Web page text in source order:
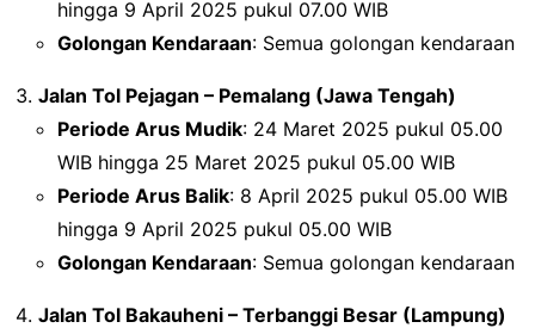
hingga 9 April 2025 pukul 07.00 WIB
Golongan Kendaraan: Semua golongan kendaraan
Jalan Tol Pejagan – Pemalang (Jawa Tengah)
Periode Arus Mudik: 24 Maret 2025 pukul 05.00
WIB hingga 25 Maret 2025 pukul 05.00 WIB
Periode Arus Balik: 8 April 2025 pukul 05.00 WIB
hingga 9 April 2025 pukul 05.00 WIB
Golongan Kendaraan: Semua golongan kendaraan
Jalan Tol Bakauheni – Terbanggi Besar (Lampung)